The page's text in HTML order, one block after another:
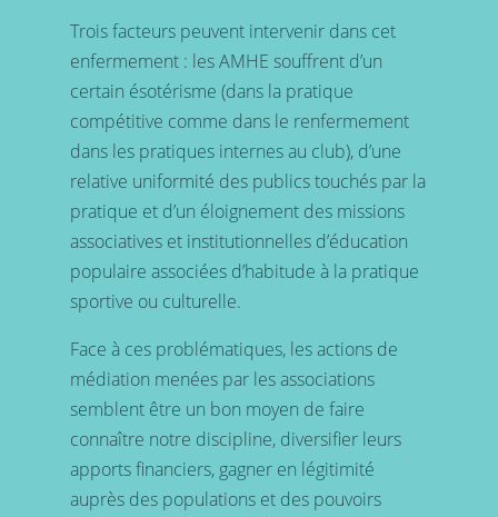
Trois facteurs peuvent intervenir dans cet
enfermement : les AMHE souffrent d’un
certain ésotérisme (dans la pratique
compétitive comme dans le renfermement
dans les pratiques internes au club), d’une
relative uniformité des publics touchés par la
pratique et d’un éloignement des missions
associatives et institutionnelles d’éducation
populaire associées d’habitude à la pratique
sportive ou culturelle.
Face à ces problématiques, les actions de
médiation menées par les associations
semblent être un bon moyen de faire
connaître notre discipline, diversifier leurs
apports financiers, gagner en légitimité
auprès des populations et des pouvoirs